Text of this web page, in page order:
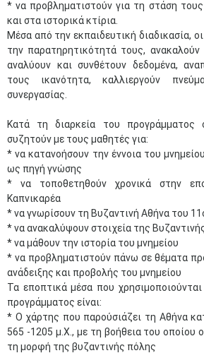
* να προβληματιστούν για τη στάση
και στα ιστορικά κτίρια.
Μέσα από την εκπαιδευτική διαδικασία,
την παρατηρητικότητά τους,
αναλύουν και συνθέτουν δεδομένα,
τους ικανότητα, καλλιεργούν
συνεργασίας.
Κατά τη διαρκεία του προγράμματος
συζητούν με τους μαθητές για:
* να κατανοήσουν την έννοια του
ως πηγή γνώσης
* να τοποθετηθούν χρονικά στην
Καπνικαρέα
* να γνωρίσουν τη Βυζαντινή Αθήνα του
* να ανακαλύψουν στοιχεία της
* να μάθουν την ιστορία του μνημείου
* να προβληματιστούν πάνω σε θέματα
ανάδειξης και προβολής του μνημείου
Τα εποπτικά μέσα που
προγράμματος είναι:
* Ο χάρτης που παρούσιάζει τη Αθήνα
565 -1205 μ.Χ., με τη βοήθεια του οποίου
τη μορφή της βυζαντινής πόλης